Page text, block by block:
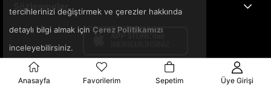
Sözleşmeler
tercihlerinizi değiştirmek ve çerezler hakkında
detaylı bilgi almak için Çerez Politikamızı
inceleyebilirsiniz.
Anasayfa Favorilerim Sepetim Üye Girişi